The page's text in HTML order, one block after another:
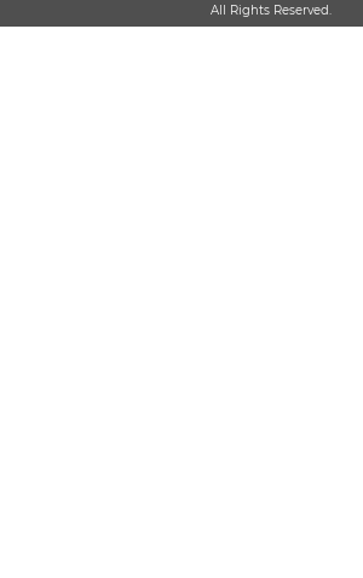
All Rights Reserved.